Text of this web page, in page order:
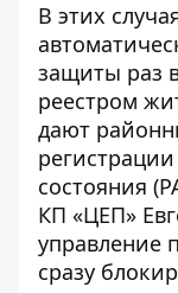
В этих
защиты раз
реестром
дают
состояния
КП «ЦЕП»
управление
сразу